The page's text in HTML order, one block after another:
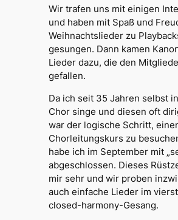
Wir trafen uns mit einigen
und haben mit Spaß und
Weihnachtslieder zu
gesungen. Dann kamen
Lieder dazu, die den
gefallen.
Da ich seit 35 Jahren selbst
Chor singe und diesen oft
war der logische Schritt,
Chorleitungskurs zu
habe ich im September mit
abgeschlossen. Dieses
mir sehr und wir proben
auch einfache Lieder im
closed-harmony-Gesang.